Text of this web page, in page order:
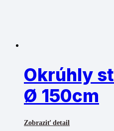
Okrúhly
Ø 150cm
Zobraziť detail